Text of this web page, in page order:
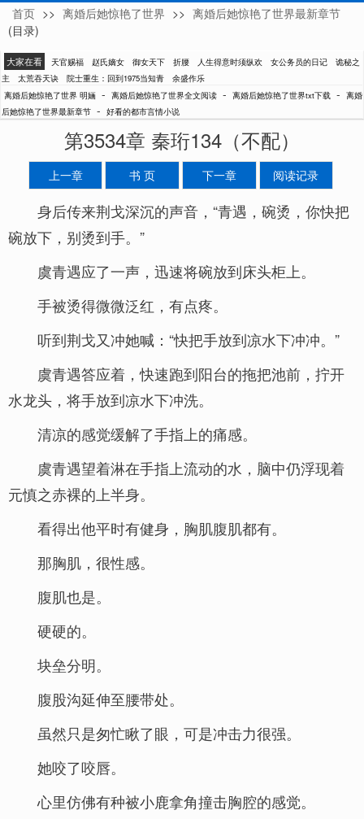
明婳
首页 >> 离婚后她惊艳了世界 >> 离婚后她惊艳了世界最新章节
(目录)
大家在看 天官赐福 赵氏嫡女 御女天下 折腰 人生得意时须纵欢 女公务员的日记
诡秘之
主
太荒吞天诀 院士重生：回到1975当知青
余盛作乐
离婚后她惊艳了世界 明婳 - 离婚后她惊艳了世界全文阅读 - 离婚后她惊艳了世界txt下载 - 离婚
后她惊艳了世界最新章节 - 好看的都市言情小说
第3534章 秦珩134（不配）
上一章 书 页 下一章 阅读记录
身后传来荆戈深沉的声音，“青遇，碗烫，你快把
碗放下，别烫到手。”
虞青遇应了一声，迅速将碗放到床头柜上。
手被烫得微微泛红，有点疼。
听到荆戈又冲她喊：“快把手放到凉水下冲冲。”
虞青遇答应着，快速跑到阳台的拖把池前，拧开
水龙头，将手放到凉水下冲洗。
清凉的感觉缓解了手指上的痛感。
虞青遇望着淋在手指上流动的水，脑中仍浮现着
元慎之赤裸的上半身。
看得出他平时有健身，胸肌腹肌都有。
那胸肌，很性感。
腹肌也是。
硬硬的。
块垒分明。
腹股沟延伸至腰带处。
虽然只是匆忙瞅了眼，可是冲击力很强。
她咬了咬唇。
心里仿佛有种被小鹿拿角撞击胸腔的感觉。